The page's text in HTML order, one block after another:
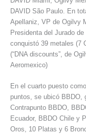
DAVID São Paulo. En
Apellaniz, VP de Ogilvy
Presidenta del Jurado
conquistó 39 metales (7
(“DNA discounts”, de
Aeromexico)
En el cuarto puesto
puntos, se ubicó BBDO,
Contrapunto BBDO,
Ecuador, BBDO Chile y
Oros, 10 Platas y 6